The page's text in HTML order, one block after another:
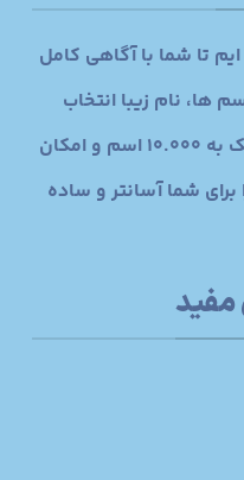
تا شما با آگاهی کامل
ها، نام زیبا انتخاب
نمایید. این سایت با داشتن نزدیک به 10.000 اسم و امکان
برای شما آسانتر و ساده